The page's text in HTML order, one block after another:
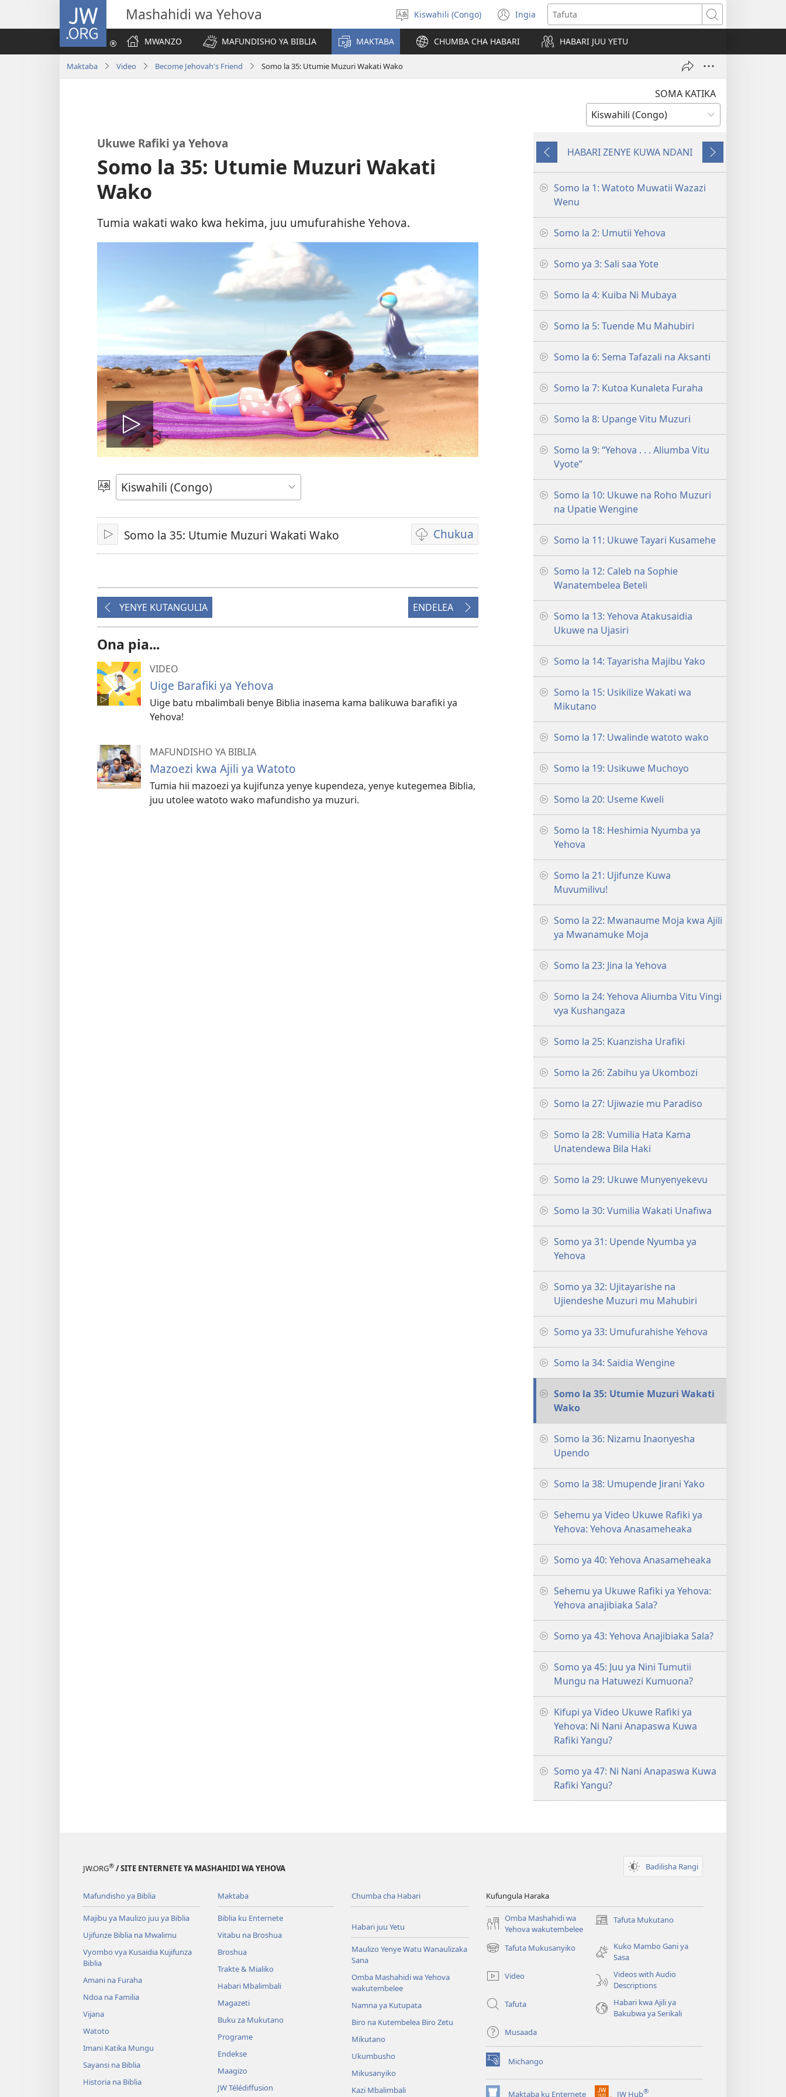
JW.ORG Mashahidi wa Yehova
Chagua
luga
Kiswahili (Congo) Ingia
(opens
new
window)
Tafuta
MWANZO
MAFUNDISHO YA BIBLIA MAKTABA CHUMBA CHA HABARI HABARI JUU YETU
Maktaba Video Become Jehovah's Friend Somo la 35: Utumie Muzuri Wakati Wako
SOMA KATIKA
Ukuwe Rafiki ya Yehova
Somo la 35: Utumie Muzuri Wakati
Wako
Tumia wakati wako kwa hekima, juu umufurahishe Yehova.
Soma
video
Chagua
Luga
Fungua
Somo la 35: Utumie Muzuri Wakati Wako Chukua
Njia
mbalimbali
kuchukua
video
YENYE KUTANGULIA ENDELEA
Ona pia...
VIDEO
Uige Barafiki ya Yehova
Uige batu mbalimbali benye Biblia inasema kama balikuwa barafiki ya
Yehova!
MAFUNDISHO YA BIBLIA
Mazoezi kwa Ajili ya Watoto
Tumia hii mazoezi ya kujifunza yenye kupendeza, yenye kutegemea Biblia,
juu utolee watoto wako mafundisho ya muzuri.
YENYE
KUTANGULIA
HABARI ZENYE KUWA NDANI
ENDELEA
Somo la 1: Watoto Muwatii Wazazi
Wenu
Somo la 2: Umutii Yehova
Somo ya 3: Sali saa Yote
Somo la 4: Kuiba Ni Mubaya
Somo la 5: Tuende Mu Mahubiri
Somo la 6: Sema Tafazali na Aksanti
Somo la 7: Kutoa Kunaleta Furaha
Somo la 8: Upange Vitu Muzuri
Somo la 9: “Yehova . . . Aliumba Vitu
Vyote”
Somo la 10: Ukuwe na Roho Muzuri
na Upatie Wengine
Somo la 11: Ukuwe Tayari Kusamehe
Somo la 12: Caleb na Sophie
Wanatembelea Beteli
Somo la 13: Yehova Atakusaidia
Ukuwe na Ujasiri
Somo la 14: Tayarisha Majibu Yako
Somo la 15: Usikilize Wakati wa
Mikutano
Somo la 17: Uwalinde watoto wako
Somo la 19: Usikuwe Muchoyo
Somo la 20: Useme Kweli
Somo la 18: Heshimia Nyumba ya
Yehova
Somo la 21: Ujifunze Kuwa
Muvumilivu!
Somo la 22: Mwanaume Moja kwa Ajili
ya Mwanamuke Moja
Somo la 23: Jina la Yehova
Somo la 24: Yehova Aliumba Vitu Vingi
vya Kushangaza
Somo la 25: Kuanzisha Urafiki
Somo la 26: Zabihu ya Ukombozi
Somo la 27: Ujiwazie mu Paradiso
Somo la 28: Vumilia Hata Kama
Unatendewa Bila Haki
Somo la 29: Ukuwe Munyenyekevu
Somo la 30: Vumilia Wakati Unafiwa
Somo ya 31: Upende Nyumba ya
Yehova
Somo ya 32: Ujitayarishe na
Ujiendeshe Muzuri mu Mahubiri
Somo ya 33: Umufurahishe Yehova
Somo la 34: Saidia Wengine
Somo la 35: Utumie Muzuri Wakati
Wako
Somo la 36: Nizamu Inaonyesha
Upendo
Somo la 38: Umupende Jirani Yako
Sehemu ya Video Ukuwe Rafiki ya
Yehova: Yehova Anasameheaka
Somo ya 40: Yehova Anasameheaka
Sehemu ya Ukuwe Rafiki ya Yehova:
Yehova anajibiaka Sala?
Somo ya 43: Yehova Anajibiaka Sala?
Somo ya 45: Juu ya Nini Tumutii
Mungu na Hatuwezi Kumuona?
Kifupi ya Video Ukuwe Rafiki ya
Yehova: Ni Nani Anapaswa Kuwa
Rafiki Yangu?
Somo ya 47: Ni Nani Anapaswa Kuwa
Rafiki Yangu?
JW.ORG® / SITE ENTERNETE YA MASHAHIDI WA YEHOVA Badilisha Rangi
Mafundisho ya Biblia
Majibu ya Maulizo juu ya Biblia
Ujifunze Biblia na Mwalimu
Vyombo vya Kusaidia Kujifunza
Biblia
Amani na Furaha
Ndoa na Familia
Vijana
Watoto
Imani Katika Mungu
Sayansi na Biblia
Historia na Biblia
Maktaba
Biblia ku Enternete
Vitabu na Broshua
Broshua
Trakte & Mialiko
Habari Mbalimbali
Magazeti
Buku za Mukutano
Programe
Endekse
Maagizo
JW Télédiffusion
Chumba cha Habari
Habari juu Yetu
Maulizo Yenye Watu Wanaulizaka
Sana
Omba Mashahidi wa Yehova
wakutembelee
Namna ya Kutupata
Biro na Kutembelea Biro Zetu
Mikutano
Ukumbusho
Mikusanyiko
Kazi Mbalimbali
Kufungula Haraka
Omba Mashahidi wa
Yehova wakutembelee
Tafuta Mukutano
(opens
window)
Tafuta Mukusanyiko
(opens
window)
Kuko Mambo Gani ya
Sasa
Video
Videos with Audio
Descriptions
Tafuta
Habari kwa Ajili ya
Bakubwa ya Serikali
Musaada
Michango
(opens
new
window)Maktaba ku Enternete JW Hub®